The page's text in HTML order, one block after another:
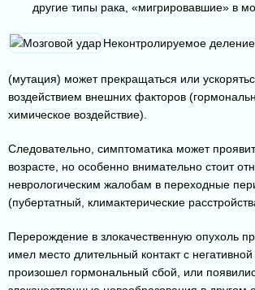
другие типы рака, «мигрировавшие» в
Неконтролируемое деление
(мутация) может прекращаться или
воздействием внешних факторов
химическое воздействие).
Следовательно, симптоматика может
возрасте, но особенно внимательно стоит
неврологическим жалобам в переходные
(пубертатный, климактерические
Перерождение в злокачественную опухоль
имел место длительный контакт с
произошел гормональный сбой, или